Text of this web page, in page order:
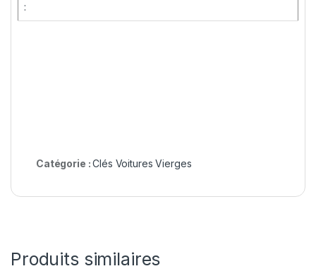
:
Catégorie :Clés Voitures Vierges
Produits similaires